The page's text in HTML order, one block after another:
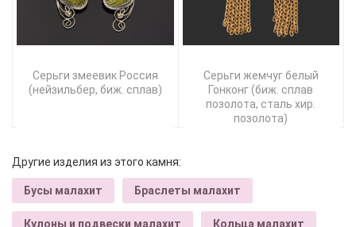
Серьги змеевик Россия
(нейзильбер, биж. сплав)
Серьги жемчуг белый
Гонконг (биж. сплав
позолота, сталь хир.
позолота)
Другие изделия из этого камня:
Бусы малахит Браслеты малахит
Кулоны и подвески малахит Кольца малахит